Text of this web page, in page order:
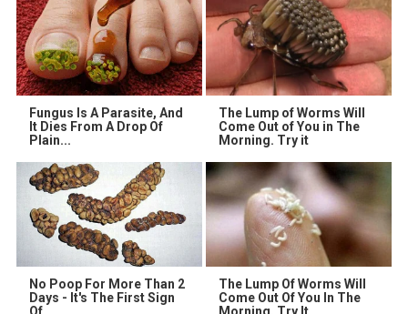
Fungus Is A Parasite, And
It Dies From A Drop Of
Plain...
The Lump of Worms Will
Come Out of You in The
Morning. Try it
No Poop For More Than 2
Days - It's The First Sign
Of
The Lump Of Worms Will
Come Out Of You In The
Morning. Try It